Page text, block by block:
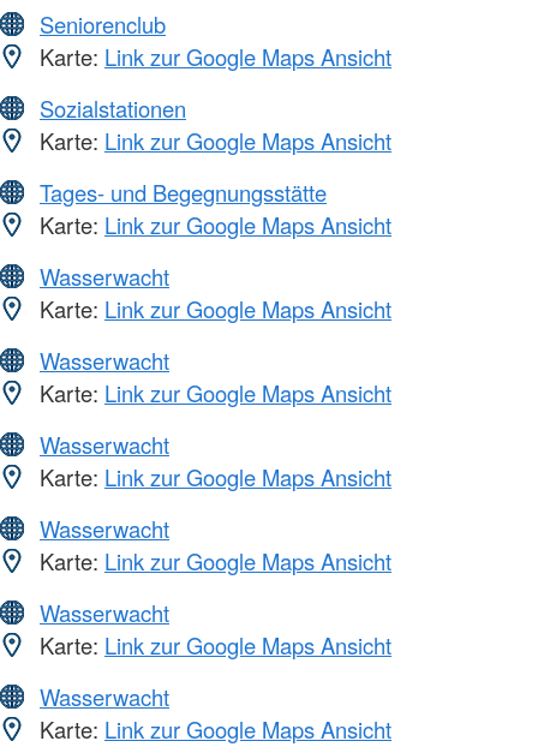
Seniorenclub
Karte: Link zur Google Maps Ansicht
Sozialstationen
Karte: Link zur Google Maps Ansicht
Tages- und Begegnungsstätte
Karte: Link zur Google Maps Ansicht
Wasserwacht
Karte: Link zur Google Maps Ansicht
Wasserwacht
Karte: Link zur Google Maps Ansicht
Wasserwacht
Karte: Link zur Google Maps Ansicht
Wasserwacht
Karte: Link zur Google Maps Ansicht
Wasserwacht
Karte: Link zur Google Maps Ansicht
Wasserwacht
Karte: Link zur Google Maps Ansicht